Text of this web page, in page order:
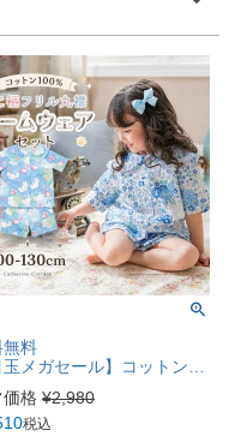
無料
ン100% ねこ柄フリル丸襟ルームウェアセット[半袖&ショートパンツ] パジャマ 半袖 部屋着 寝巻き 上下セット 綿 吸汗 セットアップ 猫柄 前開き 春 夏 フリル襟 ビッグ襟 TAK キャサリンコテージ
価格 ¥2,980
税込